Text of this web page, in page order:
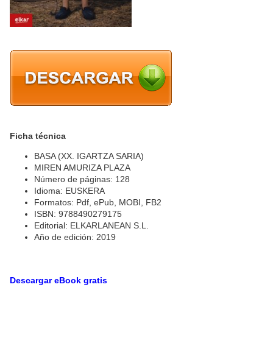
Ficha técnica
BASA (XX. IGARTZA SARIA)
MIREN AMURIZA PLAZA
Número de páginas: 128
Idioma: EUSKERA
Formatos: Pdf, ePub, MOBI, FB2
ISBN: 9788490279175
Editorial: ELKARLANEAN S.L.
Año de edición: 2019
Descargar eBook gratis